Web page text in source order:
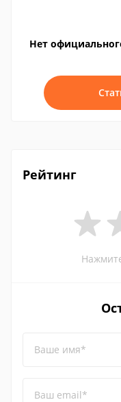
Нет
Рейтинг
Ваше имя*
Ваш email*